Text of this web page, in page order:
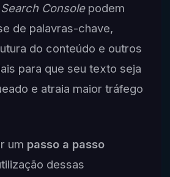
Consolepodem
de palavras-chave,
do conteúdo e outros
para que seu texto seja
e atraia maior tráfego
um passo a passo
dessas